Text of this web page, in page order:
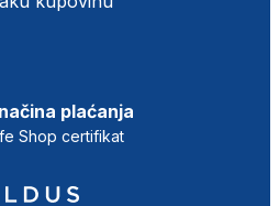
plaćanja
Shop certifikat